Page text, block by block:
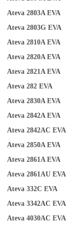
Ateva 2803A EVA
Ateva 2803G EVA
Ateva 2810A EVA
Ateva 2820A EVA
Ateva 2821A EVA
Ateva 282 EVA
Ateva 2830A EVA
Ateva 2842A EVA
Ateva 2842AC EVA
Ateva 2850A EVA
Ateva 2861A EVA
Ateva 2861AU EVA
Ateva 332C EVA
Ateva 3342AC EVA
Ateva 4030AC EVA